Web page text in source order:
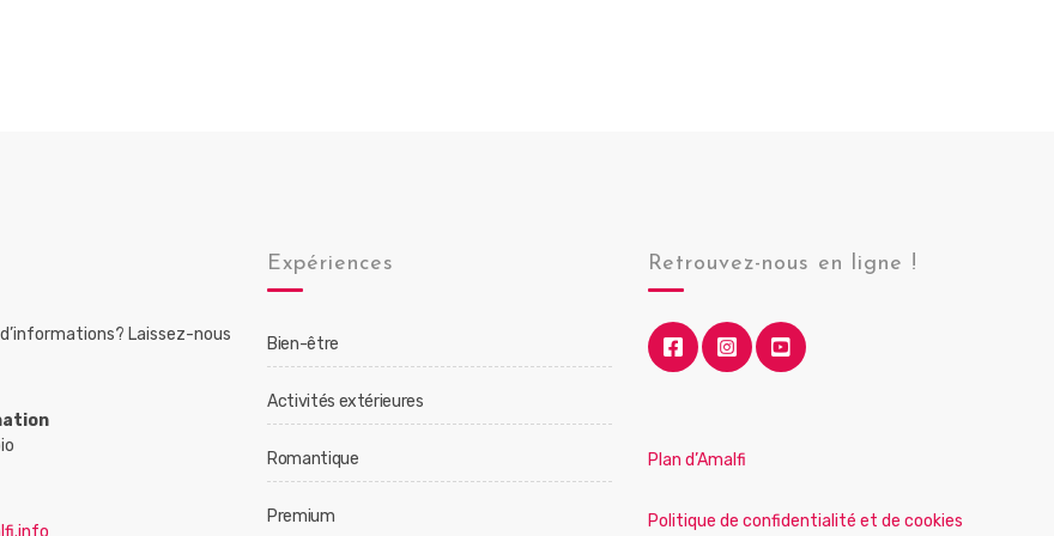
Laissez-nous
Expériences
Bien-être
Activités extérieures
Romantique
Premium
Retrouvez-nous en ligne !
Plan d’Amalfi
Politique de confidentialité et de cookies